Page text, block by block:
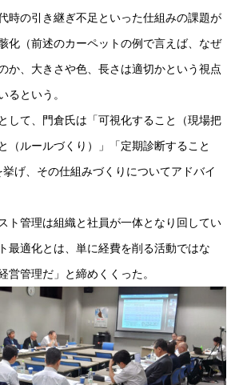
時の引き継ぎ不足といった仕組みの課題が
化（前述のカーペットの例で言えば、なぜ
か、大きさや色、長さは適切かという視点
るという。
して、門倉氏は「可視化すること（現場把
（ルールづくり）」「定期診断すること
挙げ、その仕組みづくりについてアドバイ
ト管理は組織と社員が一体となり回してい
最適化とは、単に経費を削る活動ではな
営管理だ」と締めくくった。